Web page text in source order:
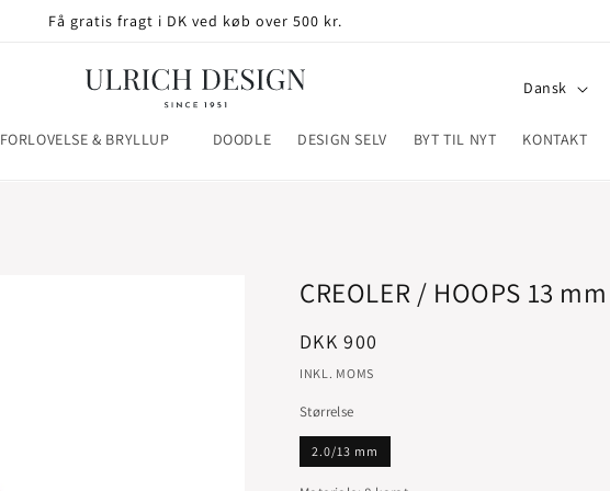
Få gratis fragt i DK ved køb over 500 kr.
FORLOVELSE & BRYLLUP DOODLE DESIGN SELV BYT TIL NYT KONTAKT
Dansk
CREOLER / HOOPS 13 mm
Normalpris
DKK 900
INKL. MOMS
Størrelse
2.0/13 mm